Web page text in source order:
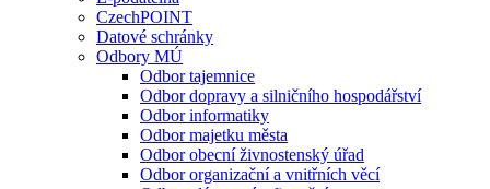
CzechPOINT
Datové schránky
Odbory MÚ
Odbor tajemnice
Odbor dopravy a silničního hospodářství
Odbor informatiky
Odbor majetku města
Odbor obecní živnostenský úřad
Odbor organizační a vnitřních věcí